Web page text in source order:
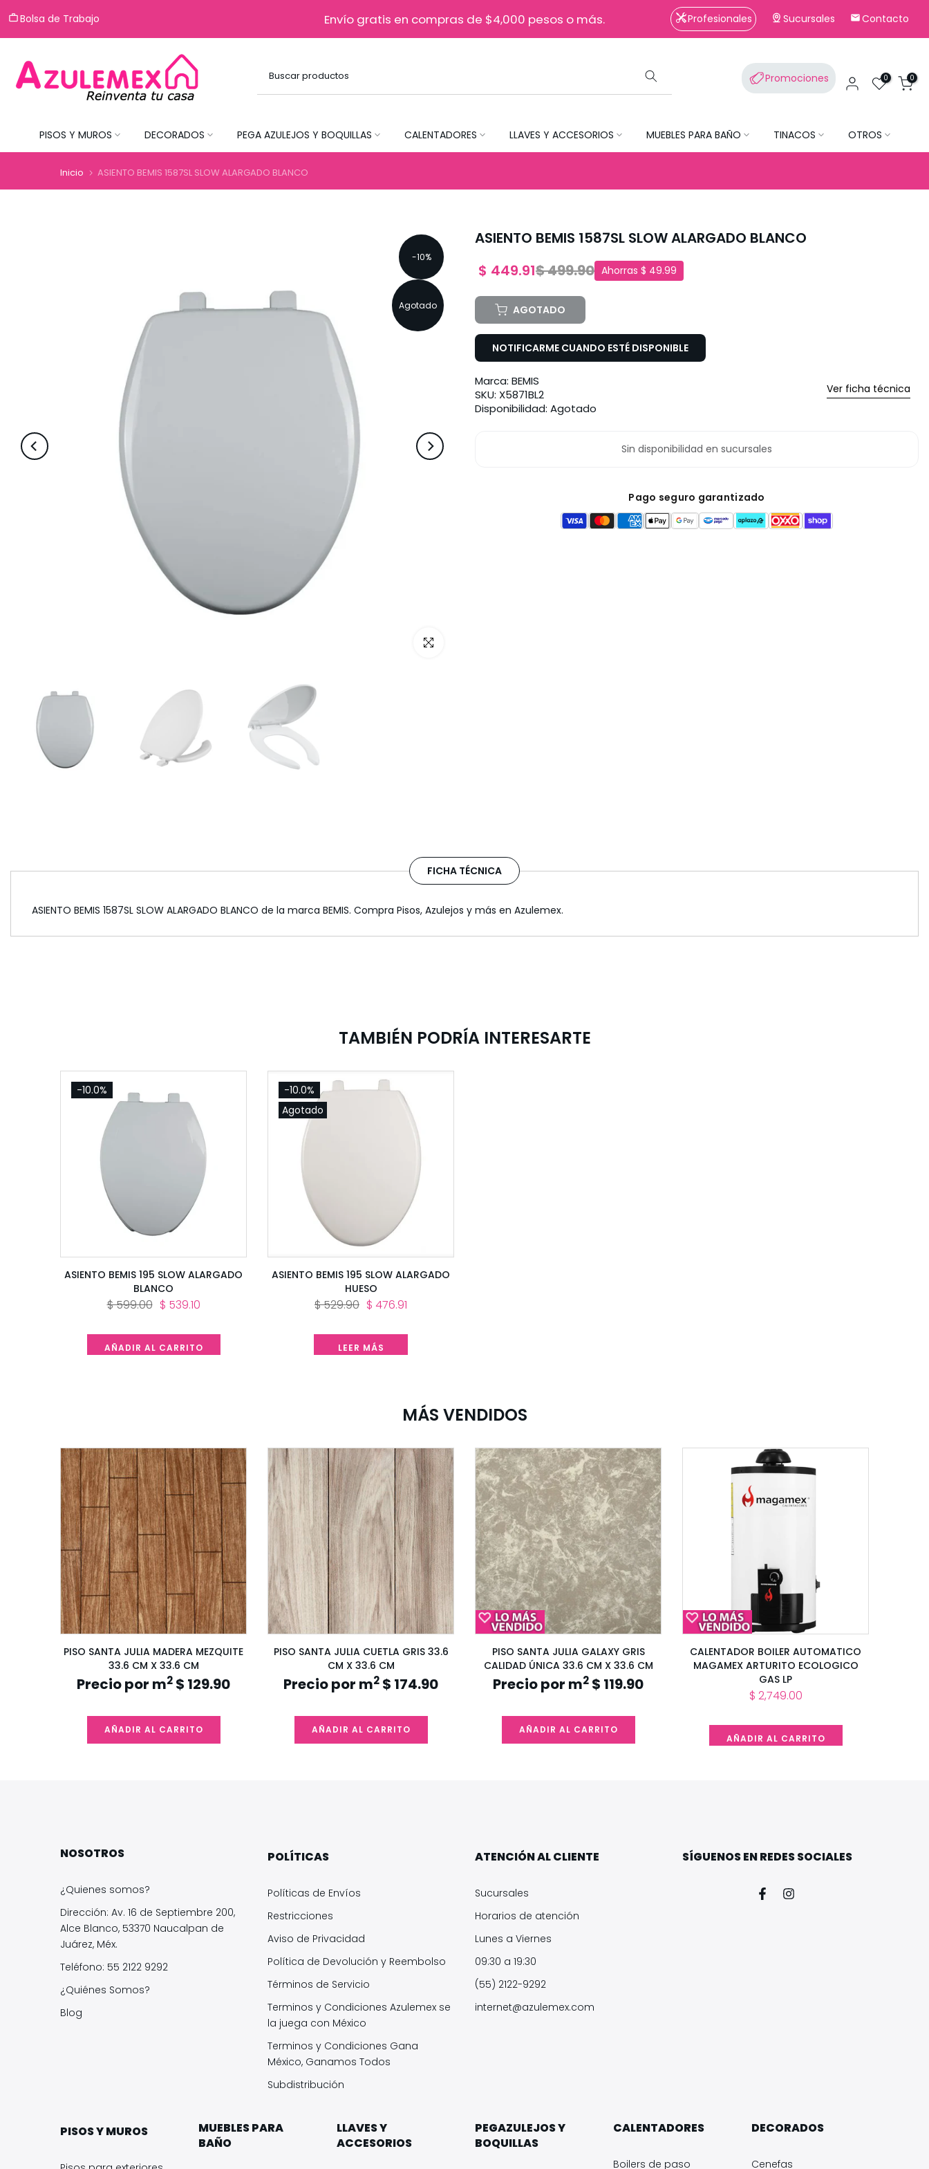
Saltar
Bolsa de Trabajo Envío gratis en compras de $4,000 pesos o más. Profesionales Sucursales Contacto
Promociones 0 0
PISOS Y MUROS DECORADOS PEGA AZULEJOS Y BOQUILLAS CALENTADORES LLAVES Y ACCESORIOS MUEBLES PARA BAÑO TINACOS OTROS
Inicio ASIENTO BEMIS 1587SL SLOW ALARGADO BLANCO
-10%
Agotado
Haz clic para ampliar
ASIENTO BEMIS 1587SL SLOW ALARGADO BLANCO
$ 449.91$ 499.90 Ahorras $ 49.99
AGOTADO
NOTIFICARME CUANDO ESTÉ DISPONIBLE
Ver ficha técnica
Marca: BEMIS
SKU: X5871BL2
Disponibilidad: Agotado
Sin disponibilidad en sucursales
Pago seguro garantizado
FICHA TÉCNICA
ASIENTO BEMIS 1587SL SLOW ALARGADO BLANCO de la marca BEMIS. Compra Pisos, Azulejos y más en Azulemex.
TAMBIÉN PODRÍA INTERESARTE
-10.0%
ASIENTO BEMIS 195 SLOW ALARGADO
BLANCO
$ 599.00 $ 539.10
AÑADIR AL CARRITO
-10.0%
Agotado
ASIENTO BEMIS 195 SLOW ALARGADO
HUESO
$ 529.90 $ 476.91
LEER MÁS
MÁS VENDIDOS
PISO SANTA JULIA MADERA MEZQUITE
33.6 CM X 33.6 CM
Precio por m2 $ 129.90
AÑADIR AL CARRITO
PISO SANTA JULIA CUETLA GRIS 33.6
CM X 33.6 CM
Precio por m2 $ 174.90
AÑADIR AL CARRITO
PISO SANTA JULIA GALAXY GRIS
CALIDAD ÚNICA 33.6 CM X 33.6 CM
Precio por m2 $ 119.90
AÑADIR AL CARRITO
CALENTADOR BOILER AUTOMATICO
MAGAMEX ARTURITO ECOLOGICO
GAS LP
$ 2,749.00
AÑADIR AL CARRITO
NOSOTROS
¿Quienes somos?
Dirección: Av. 16 de Septiembre 200,
Alce Blanco, 53370 Naucalpan de
Juárez, Méx.
Teléfono: 55 2122 9292
¿Quiénes Somos?
Blog
POLÍTICAS
Políticas de Envíos
Restricciones
Aviso de Privacidad
Política de Devolución y Reembolso
Términos de Servicio
Terminos y Condiciones Azulemex se
la juega con México
Terminos y Condiciones Gana
México, Ganamos Todos
Subdistribución
ATENCIÓN AL CLIENTE
Sucursales
Horarios de atención
Lunes a Viernes
09:30 a 19:30
(55) 2122-9292
internet@azulemex.com
SÍGUENOS EN REDES SOCIALES
PISOS Y MUROS
MUEBLES PARA
BAÑO
LLAVES Y
ACCESORIOS
PEGAZULEJOS Y
BOQUILLAS
CALENTADORES
Boilers de paso
DECORADOS
Cenefas